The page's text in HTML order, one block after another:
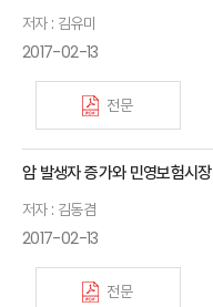
저자 : 김유미
2017-02-13
전문
암 발생자 증가와 민영보험시장
저자 : 김동겸
2017-02-13
전문